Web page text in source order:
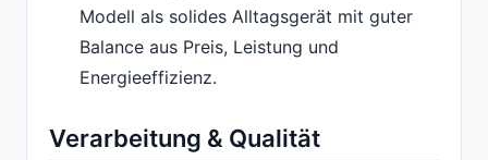
Modell als solides Alltagsgerät mit guter
Balance aus Preis, Leistung und
Energieeffizienz.
Verarbeitung & Qualität